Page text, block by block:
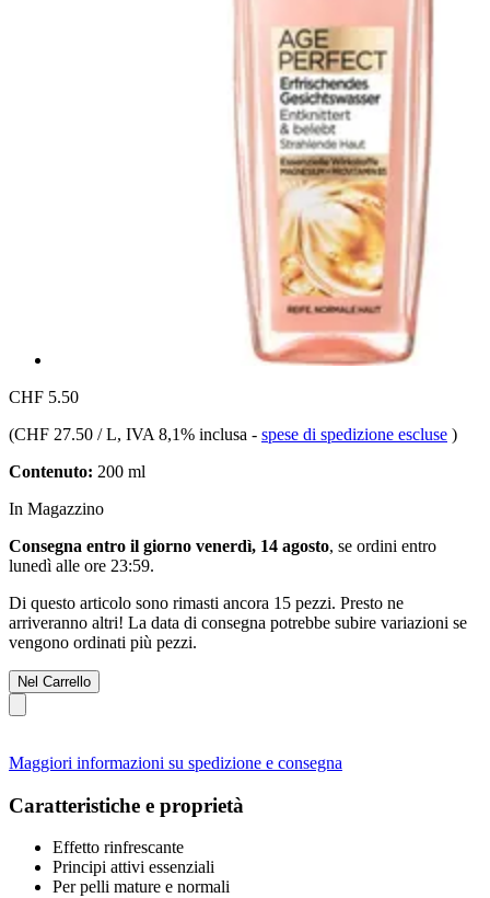
CHF 5.50
(CHF 27.50 / L, IVA 8,1% inclusa - spese di spedizione escluse )
Contenuto: 200 ml
In Magazzino
Consegna entro il giorno venerdì, 14 agosto, se ordini entro
lunedì alle ore 23:59.
Di questo articolo sono rimasti ancora 15 pezzi. Presto ne
arriveranno altri! La data di consegna potrebbe subire variazioni se
vengono ordinati più pezzi.
Nel Carrello
Maggiori informazioni su spedizione e consegna
Caratteristiche e proprietà
Effetto rinfrescante
Principi attivi essenziali
Per pelli mature e normali